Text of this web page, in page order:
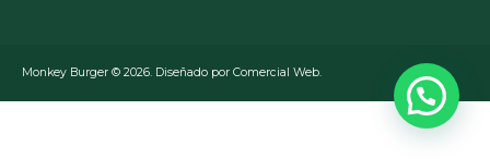
Monkey Burger © 2026. Diseñado por Comercial Web.